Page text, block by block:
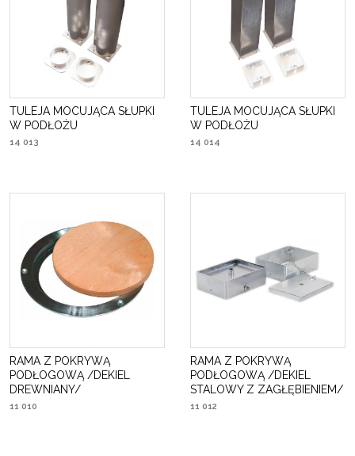
TULEJA MOCUJĄCA SŁUPKI
W PODŁOŻU
14 013
TULEJA MOCUJĄCA SŁUPKI
W PODŁOŻU
14 014
RAMA Z POKRYWĄ
PODŁOGOWĄ /DEKIEL
DREWNIANY/
11 010
RAMA Z POKRYWĄ
PODŁOGOWĄ /DEKIEL
STALOWY Z ZAGŁĘBIENIEM/
11 012